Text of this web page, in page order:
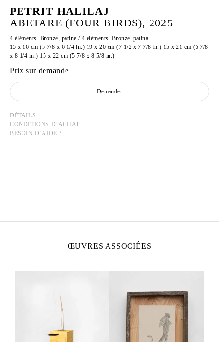
PETRIT HALILAJ
ABETARE (FOUR BIRDS), 2025
4 éléments. Bronze, patine / 4 éléments. Bronze, patina
15 x 16 cm (5 7/8 x 6 1/4 in.) 19 x 20 cm (7 1/2 x 7 7/8 in.) 15 x 21 cm (5 7/8
x 8 1/4 in.) 15 x 22 cm (5 7/8 x 8 5/8 in.)
Prix sur demande
Demander
DÉTAILS
CONDITIONS D’ACHAT
BESOIN D’AIDE ?
ŒUVRES ASSOCIÉES